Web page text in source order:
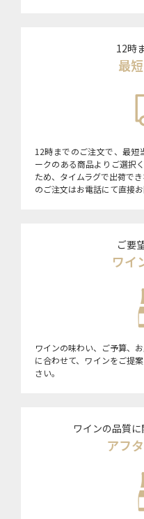
12時
最
12時までのご注文で、最短
ークのある商品よりご選択
ため、タイムラグで出荷で
のご注文はお電話にて直接
ご要
ワイ
ワインの味わい、ご予算、
に合わせて、ワインをご提
さい。
ワインの品質
アフ